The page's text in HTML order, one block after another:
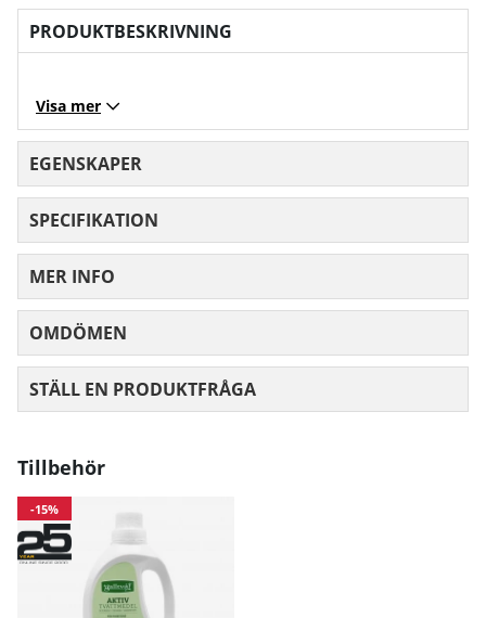
PRODUKTBESKRIVNING
Visa mer
EGENSKAPER
SPECIFIKATION
MER INFO
OMDÖMEN
STÄLL EN PRODUKTFRÅGA
Tillbehör
-15%